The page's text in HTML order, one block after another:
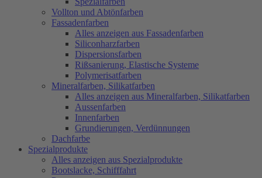
Vollton und Abtönfarben
Fassadenfarben
Alles anzeigen aus Fassadenfarben
Siliconharzfarben
Dispersionsfarben
Rißsanierung, Elastische Systeme
Polymerisatfarben
Mineralfarben, Silikatfarben
Alles anzeigen aus Mineralfarben, Silikatfarben
Aussenfarben
Innenfarben
Grundierungen, Verdünnungen
Dachfarbe
Spezialprodukte
Alles anzeigen aus Spezialprodukte
Bootslacke, Schifffahrt